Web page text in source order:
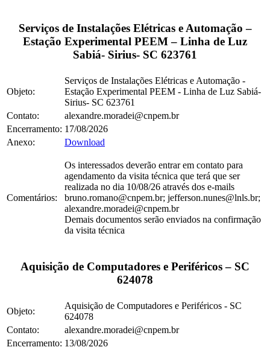
Serviços de Instalações Elétricas e Automação –
Estação Experimental PEEM – Linha de Luz
Sabiá- Sirius- SC 623761
Objeto:
Serviços de Instalações Elétricas e Automação -
Estação Experimental PEEM - Linha de Luz Sabiá-
Sirius- SC 623761
Contato:
alexandre.moradei@cnpem.br
Encerramento: 17/08/2026
Anexo:
Download
Comentários:
Os interessados deverão entrar em contato para
agendamento da visita técnica que terá que ser
realizada no dia 10/08/26 através dos e-mails
bruno.romano@cnpem.br; jefferson.nunes@lnls.br;
alexandre.moradei@cnpem.br
Demais documentos serão enviados na confirmação
da visita técnica
Aquisição de Computadores e Periféricos – SC
624078
Objeto:
Aquisição de Computadores e Periféricos - SC
624078
Contato:
alexandre.moradei@cnpem.br
Encerramento: 13/08/2026